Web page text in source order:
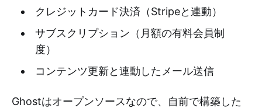
クレジットカード決済（Stripeと連動）
サブスクリプション（月額の有料会員制
度）
コンテンツ更新と連動したメール送信
Ghostはオープンソースなので、自前で構築した